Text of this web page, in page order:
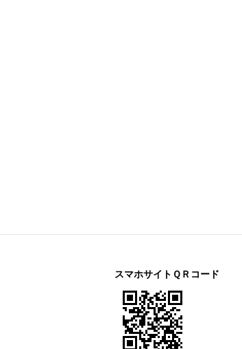
2026年12月期第２
（開示事項の経過
リガク・ホールディング
2026年12月期第２
エプコ(2311)
2026年12月期第2四
スマホサイトＱＲコード